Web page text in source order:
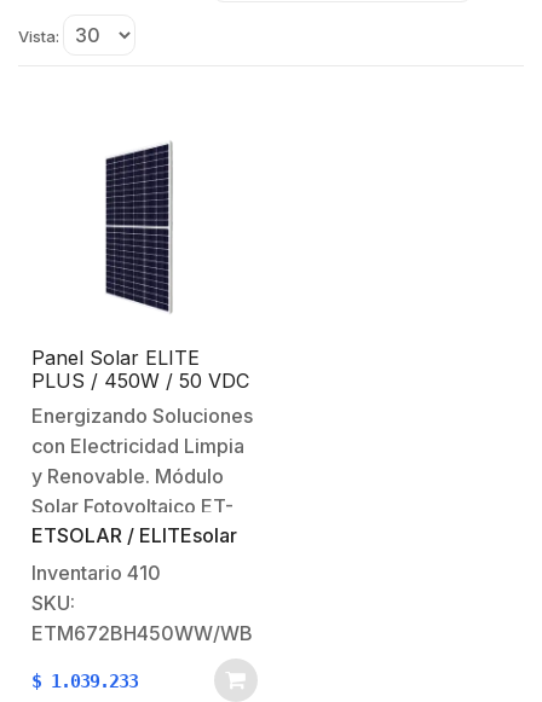
Vista:
Panel Solar ELITE
PLUS / 450W / 50 VDC
/ Monocristalino / 144
Celdas / Grado A
Energizando Soluciones
con Electricidad Limpia
y Renovable. Módulo
Solar Fotovoltaico ET-
M672BH450WW/WB Los
módulos solares tienen
la función de convertir la
energía del sol en
energía eléctrica, lo que
los capacita para
ETSOLAR / ELITEsolar
Inventario 410
SKU:
ETM672BH450WW/WB
$ 1.039.233